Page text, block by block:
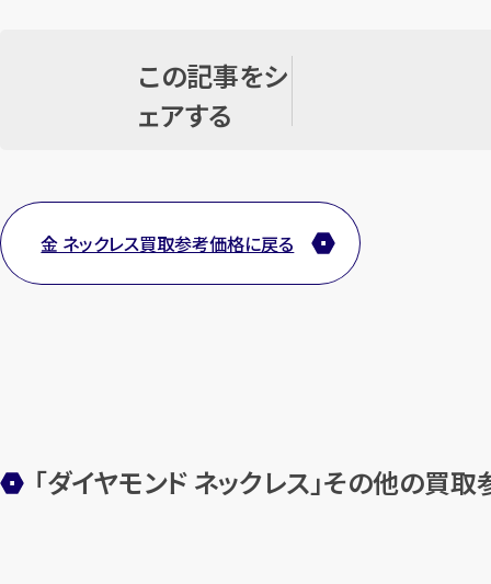
この記事をシ
ェアする
金 ネックレス買取参考価格に戻る
「ダイヤモンド ネックレス」その他の買